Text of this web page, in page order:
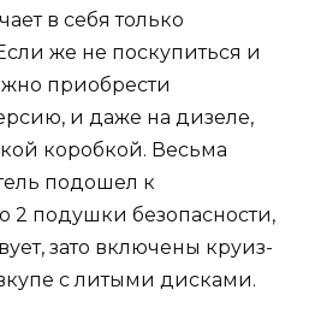
в себя только
же не поскупиться и
приобрести
и даже на дизеле,
коробкой. Весьма
подошел к
2 подушки безопасности,
зато включены круиз-
с литыми дисками.